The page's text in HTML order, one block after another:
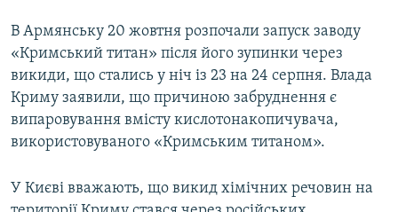
В Армянську 20 жовтня розпочали запуск заводу
«Кримський титан» після його зупинки через
викиди, що стались у ніч із 23 на 24 серпня. Влада
Криму заявили, що причиною забруднення є
випаровування вмісту кислотонакопичувача,
використовуваного «Кримським титаном».
У Києві вважають, що викид хімічних речовин на